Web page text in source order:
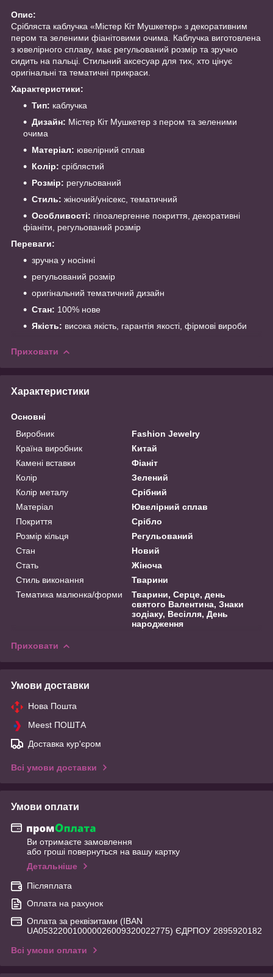
Опис:
Срібляста каблучка «Містер Кіт Мушкетер» з декоративним
пером та зеленими фіанітовими очима. Каблучка виготовлена
з ювелірного сплаву, має регульований розмір та зручно
сидить на пальці. Стильний аксесуар для тих, хто цінує
оригінальні та тематичні прикраси.
Характеристики:
Тип: каблучка
Дизайн: Містер Кіт Мушкетер з пером та зеленими
очима
Матеріал: ювелірний сплав
Колір: сріблястий
Розмір: регульований
Стиль: жіночий/унісекс, тематичний
Особливості: гіпоалергенне покриття, декоративні
фіаніти, регульований розмір
Переваги:
зручна у носінні
регульований розмір
оригінальний тематичний дизайн
Стан: 100% нове
Якість: висока якість, гарантія якості, фірмові вироби
Приховати
Характеристики
Основні
Виробник
Fashion Jewelry
Країна виробник
Китай
Камені вставки
Фіаніт
Колір
Зелений
Колір металу
Срібний
Матеріал
Ювелірний сплав
Покриття
Срібло
Розмір кільця
Регульований
Стан
Новий
Стать
Жіноча
Стиль виконання
Тварини
Тематика малюнка/форми
Тварини, Серце, день
святого Валентина, Знаки
зодіаку, Весілля, День
народження
Приховати
Умови доставки
Нова Пошта
Meest ПОШТА
Доставка кур'єром
Всі умови доставки
Умови оплати
Ви отримаєте замовлення
або гроші повернуться на вашу картку
Детальніше
Післяплата
Оплата на рахунок
Оплата за реквізитами (IBAN
UA053220010000026009320022775) ЄДРПОУ 2895920182
Всі умови оплати